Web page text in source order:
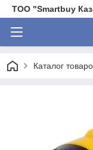
ТОО "Smartbuy
Каталог